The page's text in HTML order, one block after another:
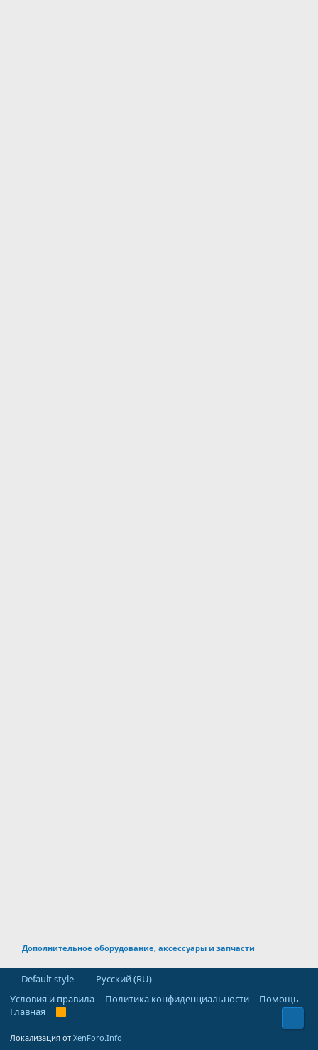
Дополнительное оборудование, аксессуары и запчасти
Default style
Русский (RU)
Условия и правила
Политика конфиденциальности
Помощь
Главная
R
Локализация от XenForo.Info